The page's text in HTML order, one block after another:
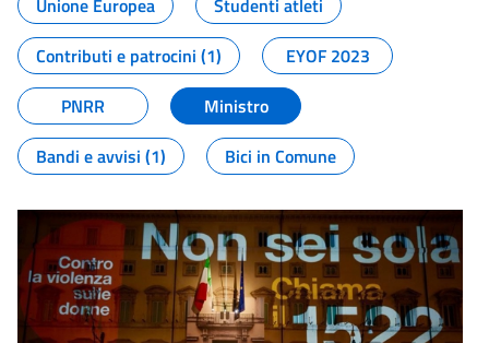
Unione Europea
Studenti atleti
Contributi e patrocini (1)
EYOF 2023
PNRR
Ministro
Bandi e avvisi (1)
Bici in Comune